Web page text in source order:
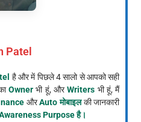
Patel
है और में पिछले 4 सालो से आपको सही
Ownerभी हूं, औरWriters भी हूं, मैं
औरAuto मोबाइलकी जानकारी
Purpose है।